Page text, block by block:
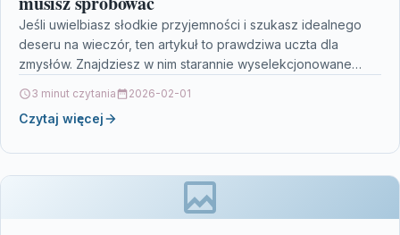
Jeśli uwielbiasz słodkie przyjemności i szukasz idealnego
deseru na wieczór, ten artykuł to prawdziwa uczta dla
zmysłów. Znajdziesz w nim starannie wyselekcjonowane
3 minut czytania 2026-02-01
Czytaj więcej